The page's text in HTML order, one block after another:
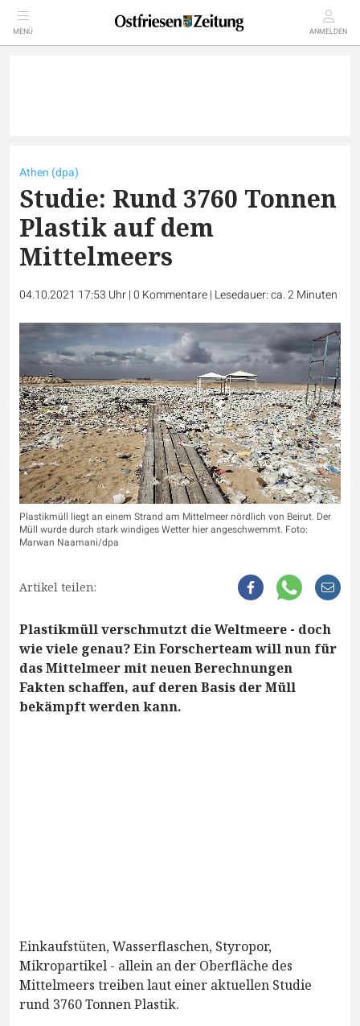
MENÜ ANMELDEN
Athen (dpa)
Studie: Rund 3760 Tonnen
Plastik auf dem
Mittelmeers
04.10.2021 17:53 Uhr|0 Kommentare| Lesedauer: ca. 2 Minuten
Plastikmüll liegt an einem Strand am Mittelmeer nördlich von Beirut. Der
Müll wurde durch stark windiges Wetter hier angeschwemmt. Foto:
Marwan Naamani/dpa
Artikel teilen:
Plastikmüll verschmutzt die Weltmeere - doch
wie viele genau? Ein Forscherteam will nun für
das Mittelmeer mit neuen Berechnungen
Fakten schaffen, auf deren Basis der Müll
bekämpft werden kann.
Einkaufstüten, Wasserflaschen, Styropor,
Mikropartikel - allein an der Oberfläche des
Mittelmeers treiben laut einer aktuellen Studie
rund 3760 Tonnen Plastik.